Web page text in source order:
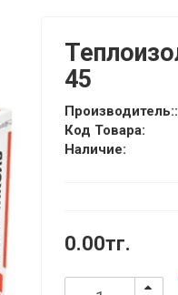
45
Производитель::
Код Товара:
Наличие:
0.00тг.